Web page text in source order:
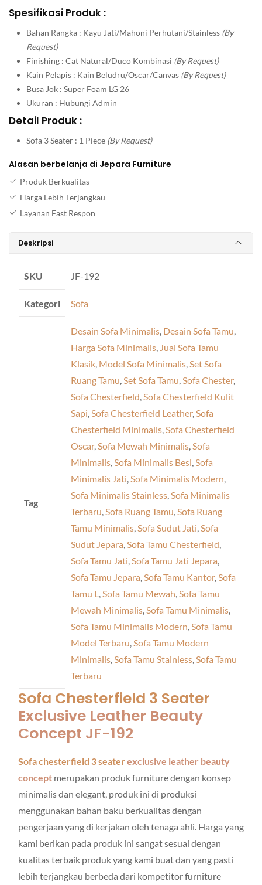
Spesifikasi Produk :
Bahan Rangka : Kayu Jati/Mahoni Perhutani/Stainless (By
Request)
Finishing : Cat Natural/Duco Kombinasi (By Request)
Kain Pelapis : Kain Beludru/Oscar/Canvas (By Request)
Busa Jok : Super Foam LG 26
Ukuran : Hubungi Admin
Detail Produk :
Sofa 3 Seater : 1 Piece (By Request)
Alasan berbelanja di Jepara Furniture
Produk Berkualitas
Harga Lebih Terjangkau
Layanan Fast Respon
Deskripsi
SKU JF-192
Kategori Sofa
Tag
Desain Sofa Minimalis Desain Sofa Tamu
Harga Sofa Minimalis Jual Sofa Tamu
Klasik Model Sofa Minimalis Set Sofa
Ruang Tamu Set Sofa Tamu Sofa Chester,
Sofa Chesterfield Sofa Chesterfield Kulit
Sapi Sofa Chesterfield Leather, Sofa
Chesterfield Minimalis Sofa Chesterfield
Oscar, Sofa Mewah Minimalis Sofa
Minimalis Sofa Minimalis Besi Sofa
Minimalis Jati Sofa Minimalis Modern
Sofa Minimalis Stainless Sofa Minimalis
Terbaru Sofa Ruang Tamu Sofa Ruang
Tamu Minimalis Sofa Sudut Jati Sofa
Sudut Jepara Sofa Tamu Chesterfield
Sofa Tamu Jati Sofa Tamu Jati Jepara
Sofa Tamu Jepara Sofa Tamu Kantor, Sofa
Tamu L
Sofa Tamu Mewah Sofa Tamu
Mewah Minimalis Sofa Tamu Minimalis
Sofa Tamu Minimalis Modern Sofa Tamu
Model Terbaru Sofa Tamu Modern
Minimalis Sofa Tamu Stainless Sofa Tamu
Terbaru
Sofa Chesterfield 3 Seater
Exclusive Leather Beauty
Concept JF-192
Sofa chesterfield 3 seaterexclusive leather beauty
concept merupakan produk furniture dengan konsep
minimalis dan elegant, produk ini di produksi
menggunakan bahan baku berkualitas dengan
pengerjaan yang di kerjakan oleh tenaga ahli. Harga yang
kami berikan pada produk ini sangat sesuai dengan
kualitas terbaik produk yang kami buat dan yang pasti
lebih terjangkau berbeda dari kompetitor furniture